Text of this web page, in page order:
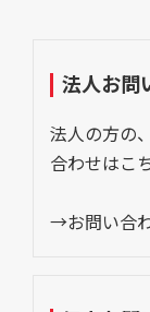
法人お問
法人の方の
合わせはこ
→お問い合